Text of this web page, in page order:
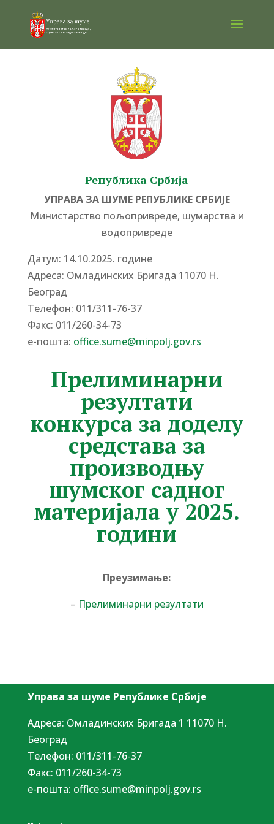
Република Србија
УПРАВА ЗА ШУМЕ РЕПУБЛИКЕ СРБИЈЕ
Министарство пољопривреде, шумарства и
водопривреде
Датум: 14.10.2025. године
Адреса: Омладинских Бригада 11070 Н.
Београд
Tелефон: 011/311-76-37
Факс: 011/260-34-73
е-пошта: office.sume@minpolj.gov.rs
Прелиминарни
резултати
конкурса за доделу
средстава за
производњу
шумског садног
материјала у 2025.
години
Преузимање:
– Прелиминарни резултати
Управа за шуме Републике Србије
Адреса: Омладинских Бригада 1 11070 Н.
Београд
Tелефон: 011/311-76-37
Факс: 011/260-34-73
е-пошта: office.sume@minpolj.gov.rs